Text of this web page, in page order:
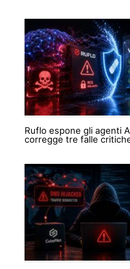
Ruflo espone gli agenti
corregge tre falle